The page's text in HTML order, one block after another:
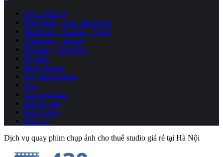
Tất cả thiết bị
Đèn Flash - Led - Kino Led
Steadicam - Gimbal - Slider
Chân máy - Tripod
Hắt sáng - Soft Box
Bộ đàm
Body Canon
Ống kính Canon
Sony
Các loại khác
Mic thu âm
Đăng nhập
Đăng ký
Dịch vụ quay phim chụp ảnh cho thuê studio giá rẻ tại Hà Nội